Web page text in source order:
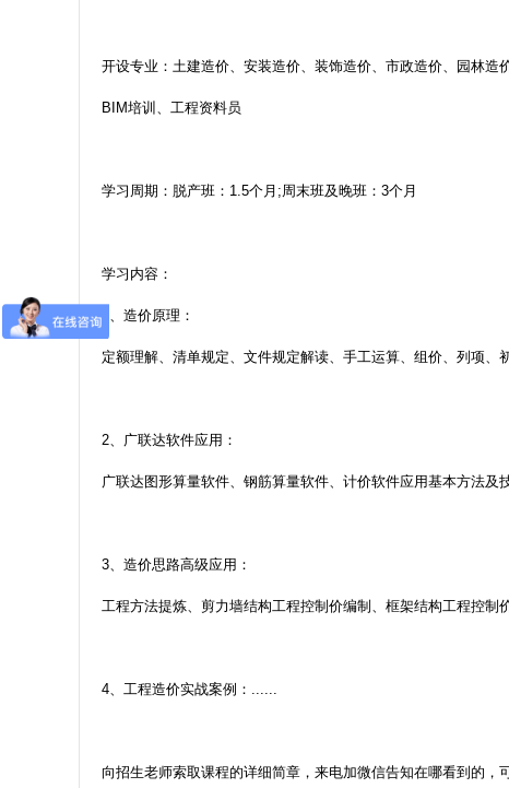
开设专业：土建造价、安装造价、装饰造价、市政造价、园林造
BIM培训、工程资料员
学习周期：脱产班： 1.5个月 ;周末班及晚班： 3个月
学习内容：
、造价原理：
定额理解、清单规定、文件规定解读、手工运算、组价、列项、
2、广联达软件应用：
广联达图形算量软件、钢筋算量软件、计价软件应用基本方法
3、造价思路高级应用：
工程方法提炼、剪力墙结构工程控制价编制、框架结构工程控制
4、工程造价实战案例： ......
向招生老师索取课程的详细简章，来电加微信告知在哪看到的，